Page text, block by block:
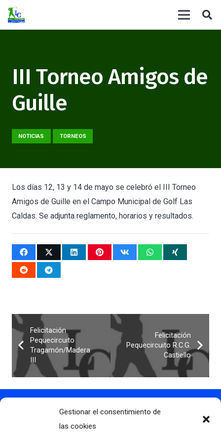
Gestionar el consentimiento de
las cookies
III Torneo Amigos de
Guille
NOTICIAS TORNEOS
Los días 12, 13 y 14 de mayo se celebró el III Torneo
Amigos de Guille en el Campo Municipal de Golf Las
Caldas. Se adjunta reglamento, horarios y resultados.
Felicitación
Pequecircuito
Tragamón/Madera
Felicitación
Pequecircuito R.C.G.
Castiello
Contacto
info@clubdegolflascaldas.com